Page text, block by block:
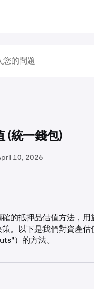
(統一錢包)
10, 2026
的抵押品估值方法，
。以下是我們對資產
）的方法。